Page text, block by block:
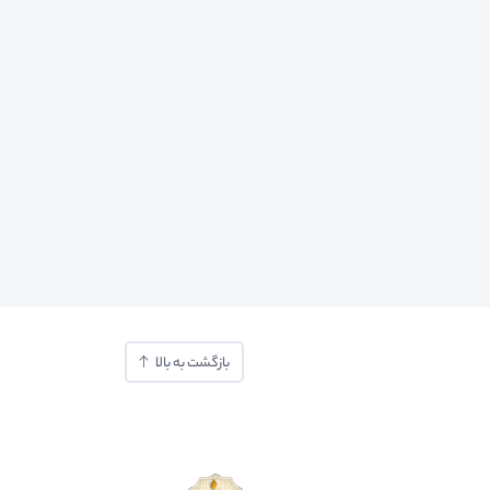
بازگشت به بالا